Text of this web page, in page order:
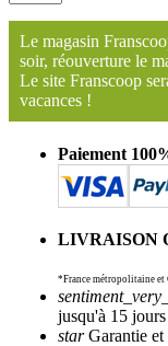
Le magasin
soir, réouverture le
Le site Franscoop
vacances !
Paiement
LIVRAISON
*France métropolitaine et
jusqu'à 15 jours
starGarantie et